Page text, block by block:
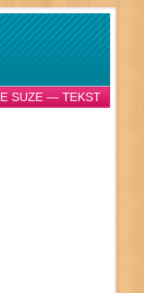
SUZE — TEKST